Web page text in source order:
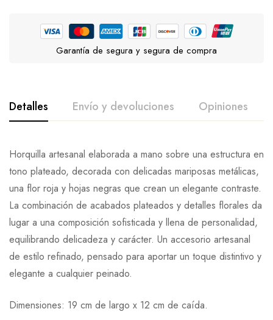
Garantía de segura y segura de compra
Detalles Envío y devoluciones Opiniones
Horquilla artesanal elaborada a mano sobre una estructura en
tono plateado, decorada con delicadas mariposas metálicas,
una flor roja y hojas negras que crean un elegante contraste.
La combinación de acabados plateados y detalles florales da
lugar a una composición sofisticada y llena de personalidad,
equilibrando delicadeza y carácter. Un accesorio artesanal
de estilo refinado, pensado para aportar un toque distintivo y
elegante a cualquier peinado.
Dimensiones: 19 cm de largo x 12 cm de caída.